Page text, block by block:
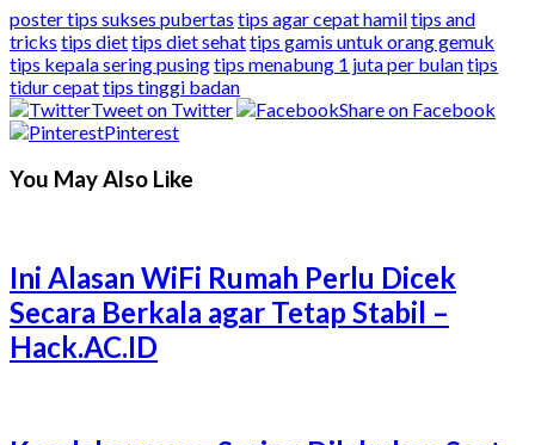
poster tips sukses pubertas tips agar cepat hamiltips and
tricks tips diettips diet sehattips gamis untuk orang gemuk
tips kepala sering pusingtips menabung 1 juta per bulantips
tidur cepattips tinggi badan
Tweet on Twitter
Share on Facebook
Pinterest
You May Also Like
Ini Alasan WiFi Rumah Perlu Dicek
Secara Berkala agar Tetap Stabil –
Hack.AC.ID